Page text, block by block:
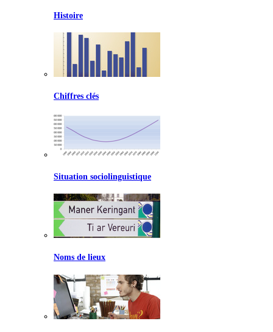
Histoire
Chiffres clés
Situation sociolinguistique
Noms de lieux